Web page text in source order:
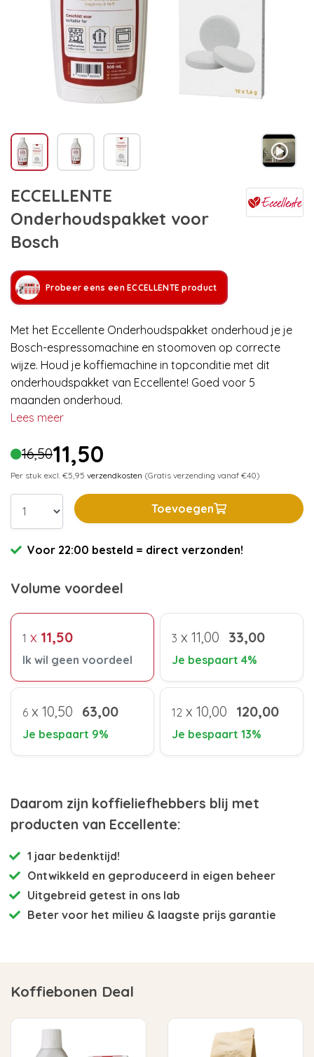
ECCELLENTE
Onderhoudspakket voor
Bosch
Probeer eens een ECCELLENTE product
Met het Eccellente Onderhoudspakket onderhoud je je
Bosch-espressomachine en stoomoven op correcte
wijze. Houd je koffiemachine in topconditie met dit
onderhoudspakket van Eccellente! Goed voor 5
maanden onderhoud.
Lees meer
16,5011,50
Per stuk excl. €5,95 verzendkosten (Gratis verzending vanaf €40)
Toevoegen
Voor 22:00 besteld = direct verzonden!
Volume voordeel
1 x 11,50
Ik wil geen voordeel
3 x 11,00 33,00
Je bespaart 4%
6 x 10,50 63,00
Je bespaart 9%
12 x 10,00 120,00
Je bespaart 13%
Daarom zijn koffieliefhebbers blij met
producten van Eccellente:
1 jaar bedenktijd!
Ontwikkeld en geproduceerd in eigen beheer
Uitgebreid getest in ons lab
Beter voor het milieu & laagste prijs garantie
Koffiebonen Deal